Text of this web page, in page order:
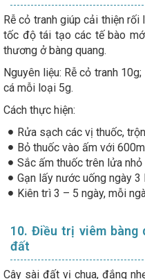
Rễ cỏ tranh giúp cải thiện
tốc độ tái tạo các tế bào
thương ở bàng quang.
Nguyên liệu: Rễ cỏ tranh
cá mỗi loại 5g.
Cách thực hiện:
Rửa sạch các vị thuốc,
Bỏ thuốc vào ấm với
Sắc ấm thuốc trên lửa
Gạn lấy nước uống ngày 3
Kiên trì 3 – 5 ngày, mỗi
10. Điều trị viêm bàng
đất
Cây sài đất vị chua, đắng